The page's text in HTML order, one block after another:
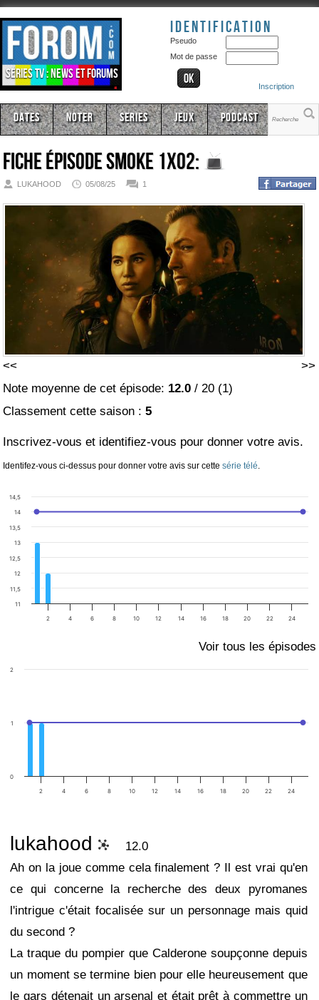
Séries TV : news et forums
Identification
Pseudo
Mot de passe
Inscription
Dates Noter Series Jeux Podcast
Fiche épisodeSmoke 1x02:
LUKAHOOD 05/08/25 1
<<
>>
Note moyenne de cet épisode: 12.0 / 20 (1)
Classement cette saison :5
Inscrivez-vous et identifiez-vous pour donner votre avis.
Identifez-vous ci-dessus pour donner votre avis sur cettesérie télé
2 4 6 8 10 12 14 16 18 20 22 24
11
11,5
12
12,5
13
13,5
14
14,5
Voir tous les épisodes
2 4 6 8 10 12 14 16 18 20 22 24
0
1
2
lukahood
12.0
Ah on la joue comme cela finalement ? Il est vrai qu'en
ce qui concerne la recherche des deux pyromanes
l'intrigue c'était focalisée sur un personnage mais quid
du second ?
La traque du pompier que Calderone soupçonne depuis
un moment se termine bien pour elle heureusement que
le gars détenait un arsenal et était prêt à commettre un